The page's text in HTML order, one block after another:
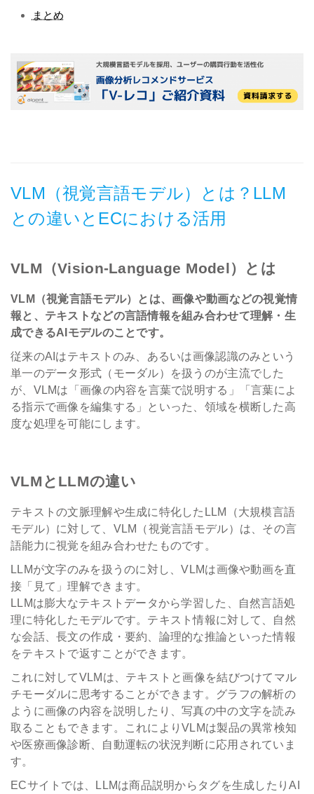
まとめ
VLM（視覚言語モデル）とは？LLM
との違いとECにおける活用
VLM（Vision-Language Model）とは
VLM（視覚言語モデル）とは、画像や動画などの視覚情
報と、テキストなどの言語情報を組み合わせて理解・生
成できるAIモデルのことです。
従来のAIはテキストのみ、あるいは画像認識のみという
単一のデータ形式（モーダル）を扱うのが主流でした
が、VLMは「画像の内容を言葉で説明する」「言葉によ
る指示で画像を編集する」といった、領域を横断した高
度な処理を可能にします。
VLMとLLMの違い
テキストの文脈理解や生成に特化したLLM（大規模言語
モデル）に対して、VLM（視覚言語モデル）は、その言
語能力に視覚を組み合わせたものです。
LLMが文字のみを扱うのに対し、VLMは画像や動画を直
接「見て」理解できます。
LLMは膨大なテキストデータから学習した、自然言語処
理に特化したモデルです。テキスト情報に対して、自然
な会話、長文の作成・要約、論理的な推論といった情報
をテキストで返すことができます。
これに対してVLMは、テキストと画像を結びつけてマル
チモーダルに思考することができます。グラフの解析の
ように画像の内容を説明したり、写真の中の文字を読み
取ることもできます。これによりVLMは製品の異常検知
や医療画像診断、自動運転の状況判断に応用されていま
す。
ECサイトでは、LLMは商品説明からタグを生成したりAI